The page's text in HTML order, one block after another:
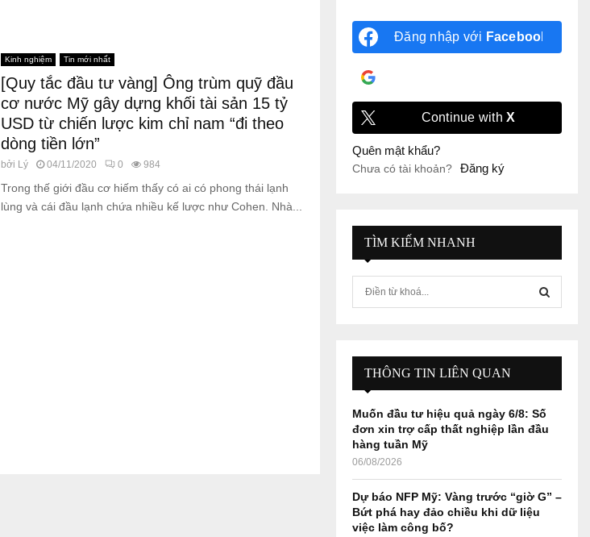
Kinh nghiệm Tin mới nhất
[Quy tắc đầu tư vàng] Ông trùm quỹ đầu
cơ nước Mỹ gây dựng khối tài sản 15 tỷ
USD từ chiến lược kim chỉ nam “đi theo
dòng tiền lớn”
bởi Lý 04/11/2020 0 984
Trong thế giới đầu cơ hiếm thấy có ai có phong thái lạnh
lùng và cái đầu lạnh chứa nhiều kế lược như Cohen. Nhà...
Đăng nhập với Facebook
Continue withX
Quên mật khẩu?
Chưa có tài khoản? Đăng ký
TÌM KIẾM NHANH
r
:
E
A
R
THÔNG TIN LIÊN QUAN
Muốn đầu tư hiệu quả ngày 6/8: Số
đơn xin trợ cấp thất nghiệp lần đầu
hàng tuần Mỹ
06/08/2026
Dự báo NFP Mỹ: Vàng trước “giờ G” –
Bứt phá hay đảo chiều khi dữ liệu
việc làm công bố?